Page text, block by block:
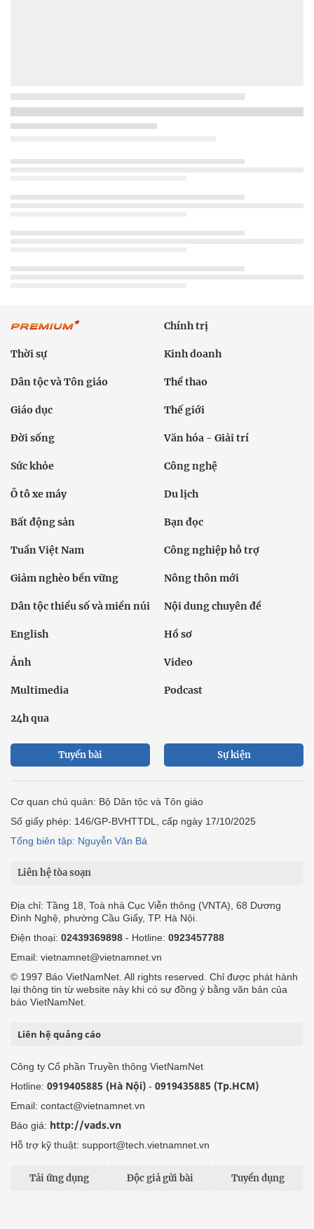
Chính trị
Thời sự Kinh doanh
Dân tộc và Tôn giáo Thể thao
Giáo dục Thế giới
Đời sống Văn hóa - Giải trí
Sức khỏe Công nghệ
Ô tô xe máy Du lịch
Bất động sản Bạn đọc
Tuần Việt Nam Công nghiệp hỗ trợ
Giảm nghèo bền vững Nông thôn mới
Dân tộc thiểu số và miền núi Nội dung chuyên đề
English Hồ sơ
Ảnh Video
Multimedia Podcast
24h qua
Tuyến bài Sự kiện
Cơ quan chủ quản: Bộ Dân tộc và Tôn giáo
Số giấy phép: 146/GP-BVHTTDL, cấp ngày 17/10/2025
Tổng biên tập: Nguyễn Văn Bá
Liên hệ tòa soạn
Địa chỉ: Tầng 18, Toà nhà Cục Viễn thông (VNTA), 68 Dương
Đình Nghệ, phường Cầu Giấy, TP. Hà Nội.
Điện thoại: 02439369898 - Hotline: 0923457788
Email: vietnamnet@vietnamnet.vn
© 1997 Báo VietNamNet. All rights reserved. Chỉ được phát hành
lại thông tin từ website này khi có sự đồng ý bằng văn bản của
báo VietNamNet.
Liên hệ quảng cáo
Công ty Cổ phần Truyền thông VietNamNet
Hotline: 0919405885 (Hà Nội) - 0919435885 (Tp.HCM)
Email: contact@vietnamnet.vn
Báo giá: http://vads.vn
Hỗ trợ kỹ thuật: support@tech.vietnamnet.vn
Tải ứng dụng Độc giả gửi bài Tuyển dụng